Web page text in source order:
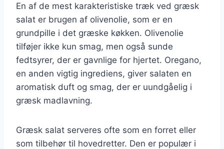
En af de mest karakteristiske træk ved græsk
salat er brugen af olivenolie, som er en
grundpille i det græske køkken. Olivenolie
tilføjer ikke kun smag, men også sunde
fedtsyrer, der er gavnlige for hjertet. Oregano,
en anden vigtig ingrediens, giver salaten en
aromatisk duft og smag, der er uundgåelig i
græsk madlavning.
Græsk salat serveres ofte som en forret eller
som tilbehør til hovedretter. Den er populær i